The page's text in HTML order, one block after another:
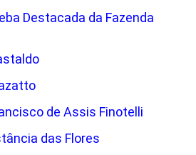
Destacada da Fazenda
de Assis Finotelli
das Flores